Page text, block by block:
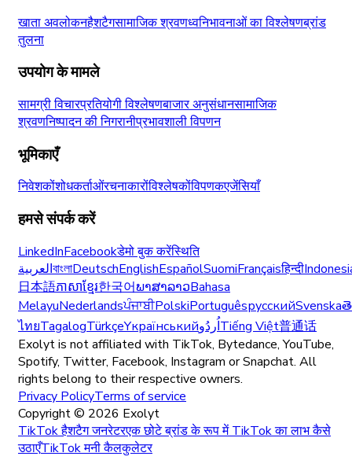
खाता अवलोकनहैशटैगसामाजिक श्रवणध्वनिभावनाओं का विश्लेषणब्रांड
तुलना
उपयोग के मामले
सामग्री विचारप्रतियोगी विश्लेषणबाजार अनुसंधानसामाजिक
श्रवणनिष्पादन की निगरानीप्रभावशाली विपणन
भूमिकाएँ
निवेशकोंशोधकर्ताओंरचनाकारोंविश्लेषकोंविपणकएजेंसियाँ
हमसे संपर्क करें
LinkedInFacebookडेमो बुक करेंस्थिति
العربيةবাংলাDeutschEnglishEspañolSuomiFrançaisहिन्दी
日本語ភាសាខ្មែរ한국어ພາສາລາວBahasa
MelayuNederlandsਪੰਜਾਬੀPolskiPortuguêsрусскийSvenska
ไทยTagalogTürkçeYкраїнськийاُردُوTiếng Việt普通话
Exolyt is not affiliated with TikTok, Bytedance, YouTube,
Spotify, Twitter, Facebook, Instagram or Snapchat. All
rights belong to their respective owners.
Privacy PolicyTerms of service
Copyright © 2026 Exolyt
TikTok हैशटैग जनरेटरएक छोटे ब्रांड के रूप में TikTok का लाभ कैसे
उठाएँTikTok मनी कैलकुलेटर